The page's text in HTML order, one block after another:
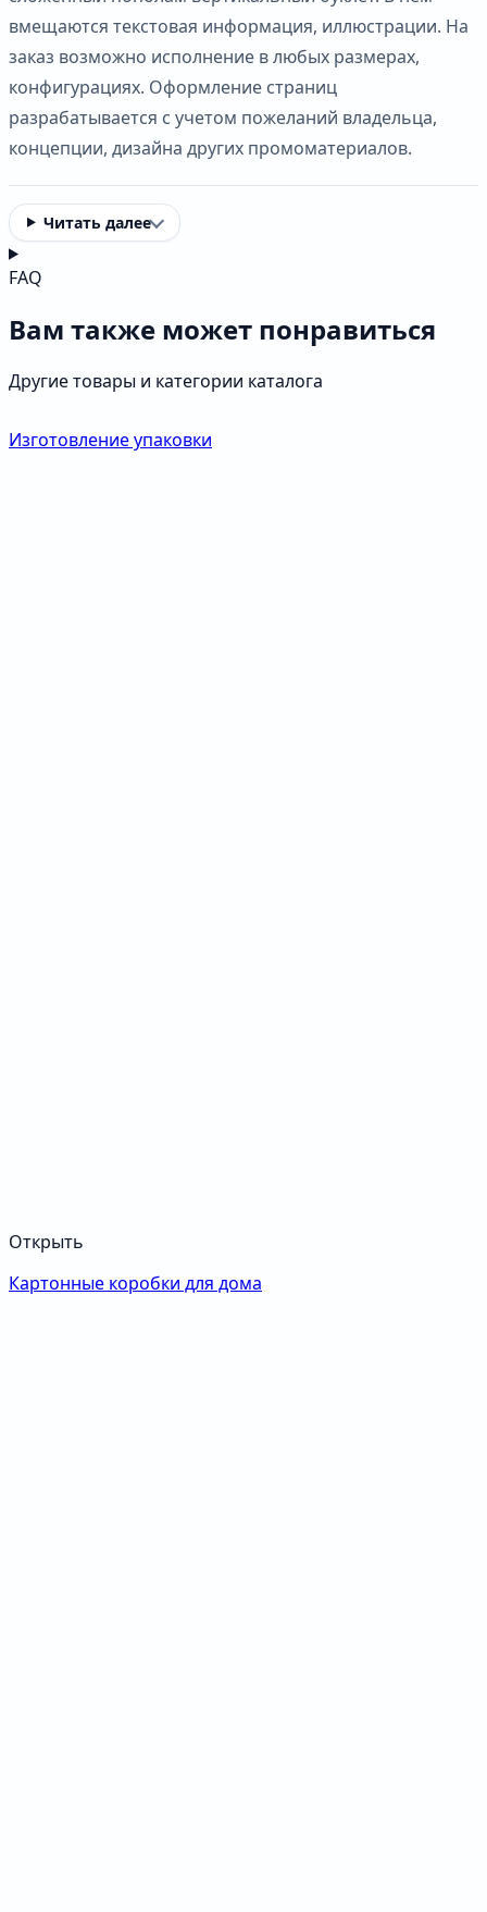
вмещаются текстовая информация, иллюстрации. На
заказ возможно исполнение в любых размерах,
конфигурациях. Оформление страниц
разрабатывается с учетом пожеланий владельца,
концепции, дизайна других промоматериалов.
Читать далее
FAQ
Вам также может понравиться
Другие товары и категории каталога
Изготовление упаковки
Открыть
Картонные коробки для дома